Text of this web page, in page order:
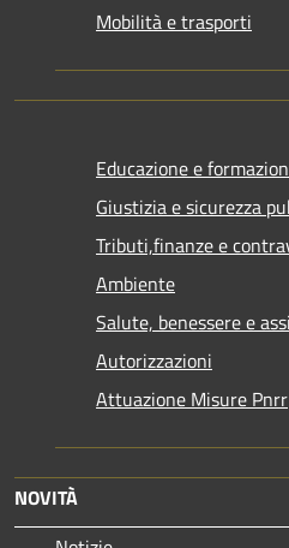
Mobilità e trasporti
Educazione e
Giustizia e sicurezza
Tributi,finanze e
Ambiente
Salute, benessere e
Autorizzazioni
Attuazione Misure Pnrr
NOVITÀ